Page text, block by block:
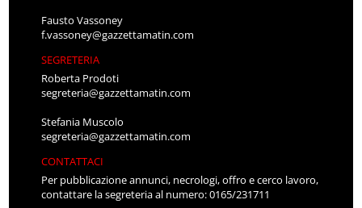
Fausto Vassoney
f.vassoney@gazzettamatin.com
SEGRETERIA
Roberta Prodoti
segreteria@gazzettamatin.com
Stefania Muscolo
segreteria@gazzettamatin.com
CONTATTACI
Per pubblicazione annunci, necrologi, offro e cerco lavoro,
contattare la segreteria al numero: 0165/231711